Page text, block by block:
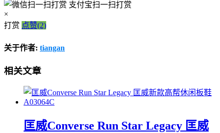
支付宝扫一扫打赏
×
打赏 点赞(2)
关于作者: tiangan
相关文章
匡威Converse Run Star Legacy 匡威